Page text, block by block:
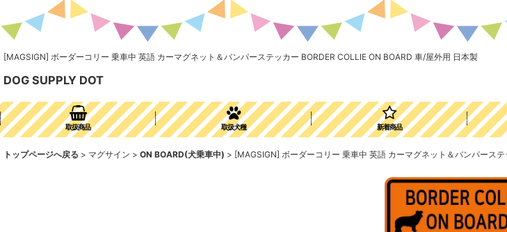
[MAGSIGN] ボーダーコリー 乗車中 英語 カーマグネット＆バンパーステッカー BORDER COLLIE ON BOARD 車/屋外用 日本製
DOG SUPPLY DOT
取扱商品 取扱犬種 新着商品
トップページへ戻る > マグサイン > ON BOARD(犬乗車中) > [MAGSIGN] ボーダーコリー 乗車中 英語 カーマグネット＆バンパース